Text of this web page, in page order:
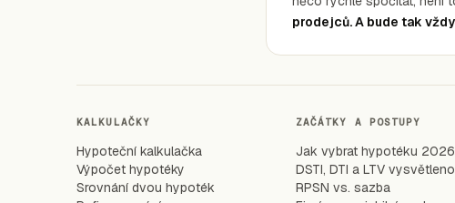
prodejců. A bude tak
KALKULAČKY
Hypoteční kalkulačka
Výpočet hypotéky
Srovnání dvou hypoték
ZAČÁTKY A POSTUPY
Jak vybrat hypotéku 2026
DSTI, DTI a LTV vysvětleno
RPSN vs. sazba